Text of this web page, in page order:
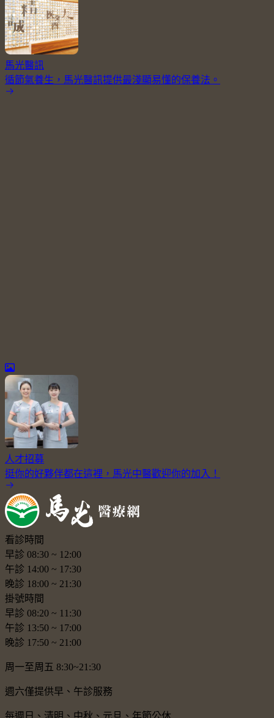
馬光醫訊
循節氣養生，馬光醫訊提供最淺顯易懂的保養法。
人才招募
挺你的好夥伴都在這裡，馬光中醫歡迎你的加入！
看診時間
早診 08:30 ~ 12:00
午診 14:00 ~ 17:30
晚診 18:00 ~ 21:30
掛號時間
早診 08:20 ~ 11:30
午診 13:50 ~ 17:00
晚診 17:50 ~ 21:00
周一至周五 8:30~21:30
週六僅提供早、午診服務
每週日、清明、中秋、元旦、年節公休